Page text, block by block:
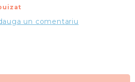
un comentariu